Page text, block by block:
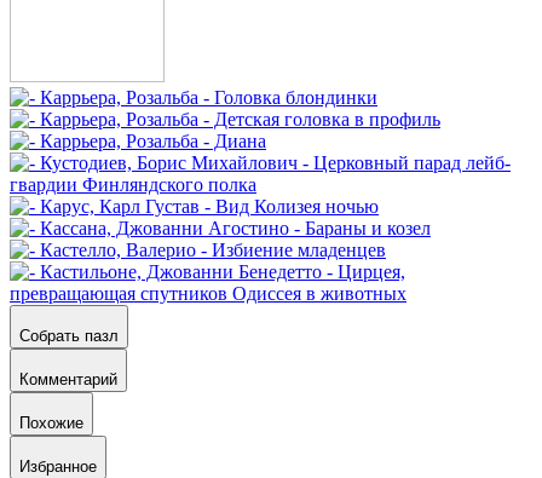
Собрать пазл
Комментарий
Похожие
Избранное